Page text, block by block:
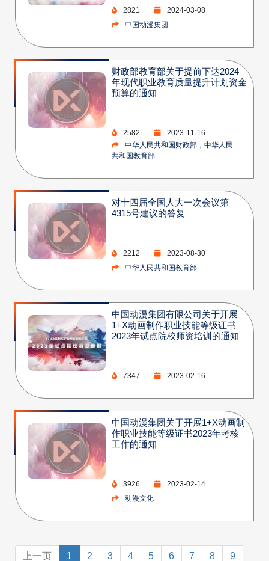
2821
2024-03-08
中国动漫集团
财政部教育部关于提前下达2024
年现代职业教育质量提升计划资金
预算的通知
2582
2023-11-16
中华人民共和国财政部，中华人民
共和国教育部
对十四届全国人大一次会议第
4315号建议的答复
2212
2023-08-30
中华人民共和国教育部
中国动漫集团有限公司关于开展
1+X动画制作职业技能等级证书
2023年试点院校师资培训的通知
7347 2023-02-16
中国动漫集团关于开展1+X动画制
作职业技能等级证书2023年考核
工作的通知
3926
2023-02-14
动漫文化
上一页 1 2 3 4 5 6 7 8 9